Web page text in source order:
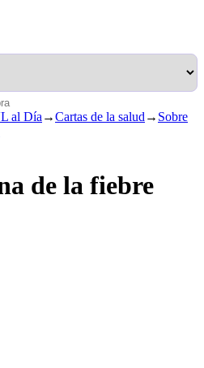
al Día →Cartas de la salud → Sobre
de la fiebre